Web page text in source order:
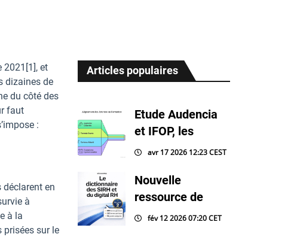
2021[1], et
dizaines de
du côté des
faut
:
déclarent en
à
à la
sur le
Articles populaires
Etude Audencia
et IFOP, les
avr 17 2026 12:23 CEST
Nouvelle
ressource de
fév 12 2026 07:20 CET